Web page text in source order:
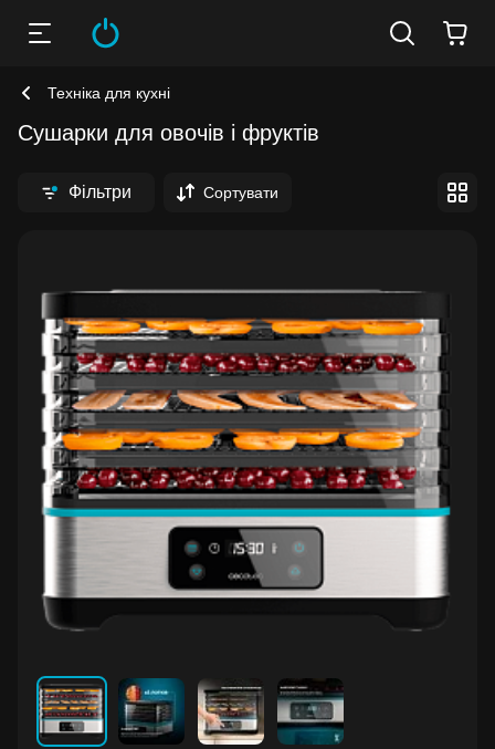
Техніка для кухні
Сушарки для овочів і фруктів
Фільтри Сортувати